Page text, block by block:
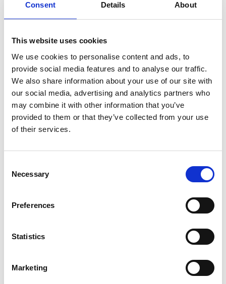
Consent Details About
This website uses cookies
We use cookies to personalise content and ads, to
provide social media features and to analyse our traffic.
We also share information about your use of our site with
our social media, advertising and analytics partners who
may combine it with other information that you’ve
provided to them or that they’ve collected from your use
of their services.
Selection
Necessary
Preferences
Statistics
Marketing
Ontdek de pistes van Saalbach Hinterglemm!
geprepareerde pistes, moderne liften en een
bruisende après-ski scene, is dit skigebied een